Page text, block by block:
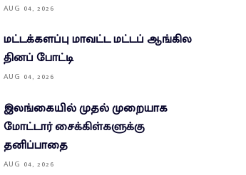
AUG 04, 2026
மட்டக்களப்பு மாவட்ட மட்டப் ஆங்கில
தினப் போட்டி
AUG 04, 2026
இலங்கையில் முதல் முறையாக
மோட்டார் சைக்கிள்களுக்கு
தனிப்பாதை
AUG 04, 2026